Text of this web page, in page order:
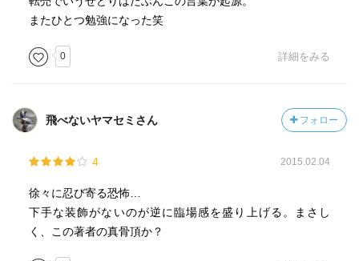
またひとつ勉強になった笑
0 詳細をみる
飛べないヤマセミさん フォロー
4 2015.02.04
徐々に忍び寄る恐怖…
下手な装飾がないのが逆に臨場感を盛り上げる。まさし
く、この著者の真骨頂か？